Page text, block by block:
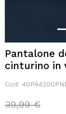
Pantalone
cinturino in
Cod:
Price
39,99 €to